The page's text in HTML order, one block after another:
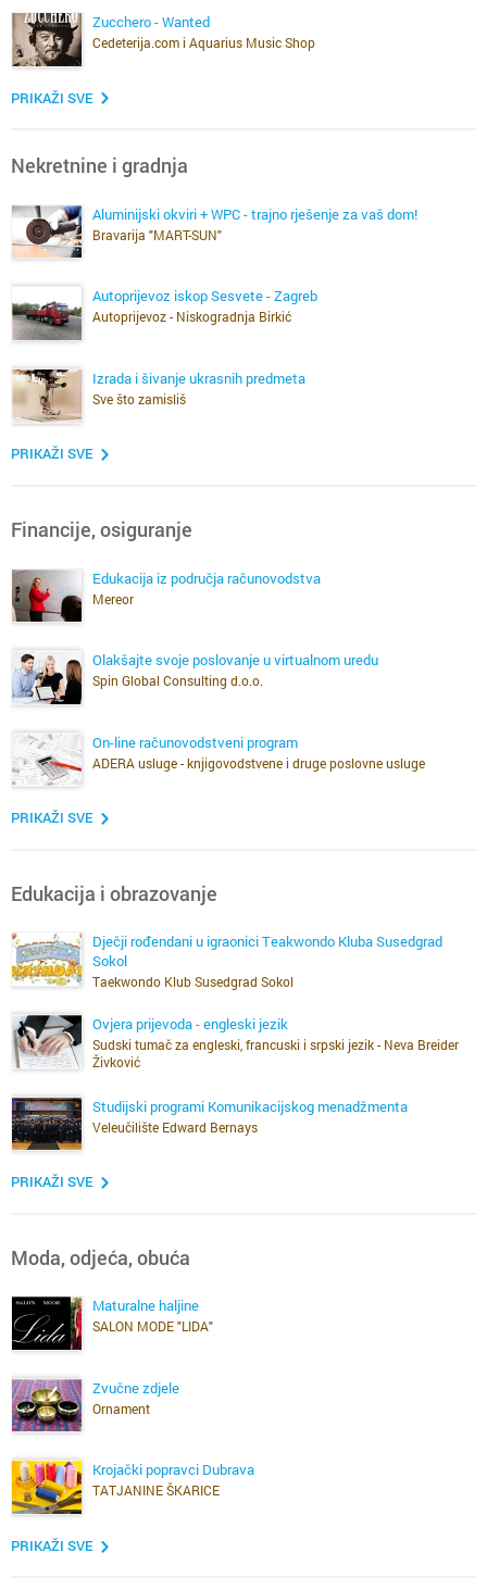
Zucchero - Wanted
Cedeterija.com i Aquarius Music Shop
PRIKAŽI SVE
Nekretnine i gradnja
Aluminijski okviri + WPC - trajno rješenje za vaš dom!
Bravarija "MART-SUN"
Autoprijevoz iskop Sesvete - Zagreb
Autoprijevoz - Niskogradnja Birkić
Izrada i šivanje ukrasnih predmeta
Sve što zamisliš
PRIKAŽI SVE
Financije, osiguranje
Edukacija iz područja računovodstva
Mereor
Olakšajte svoje poslovanje u virtualnom uredu
Spin Global Consulting d.o.o.
On-line računovodstveni program
ADERA usluge - knjigovodstvene i druge poslovne usluge
PRIKAŽI SVE
Edukacija i obrazovanje
Dječji rođendani u igraonici Teakwondo Kluba Susedgrad
Sokol
Taekwondo Klub Susedgrad Sokol
Ovjera prijevoda - engleski jezik
Sudski tumač za engleski, francuski i srpski jezik - Neva Breider
Živković
Studijski programi Komunikacijskog menadžmenta
Veleučilište Edward Bernays
PRIKAŽI SVE
Moda, odjeća, obuća
Maturalne haljine
SALON MODE "LIDA"
Zvučne zdjele
Ornament
Krojački popravci Dubrava
TATJANINE ŠKARICE
PRIKAŽI SVE